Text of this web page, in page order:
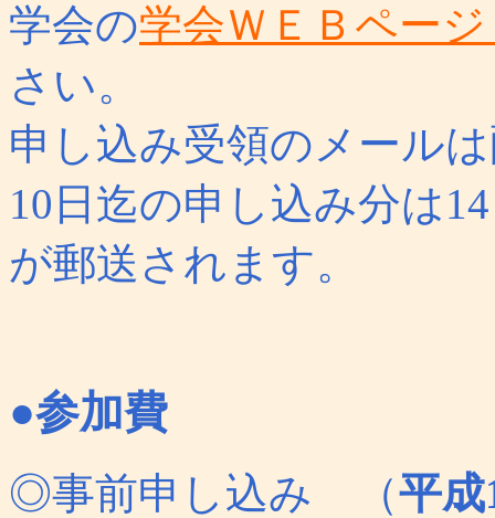
学会の学会ＷＥＢペー
さい。
申し込み受領のメール
10日迄の申し込み分は
が郵送されます。
●参加費
◎事前申し込み （平成